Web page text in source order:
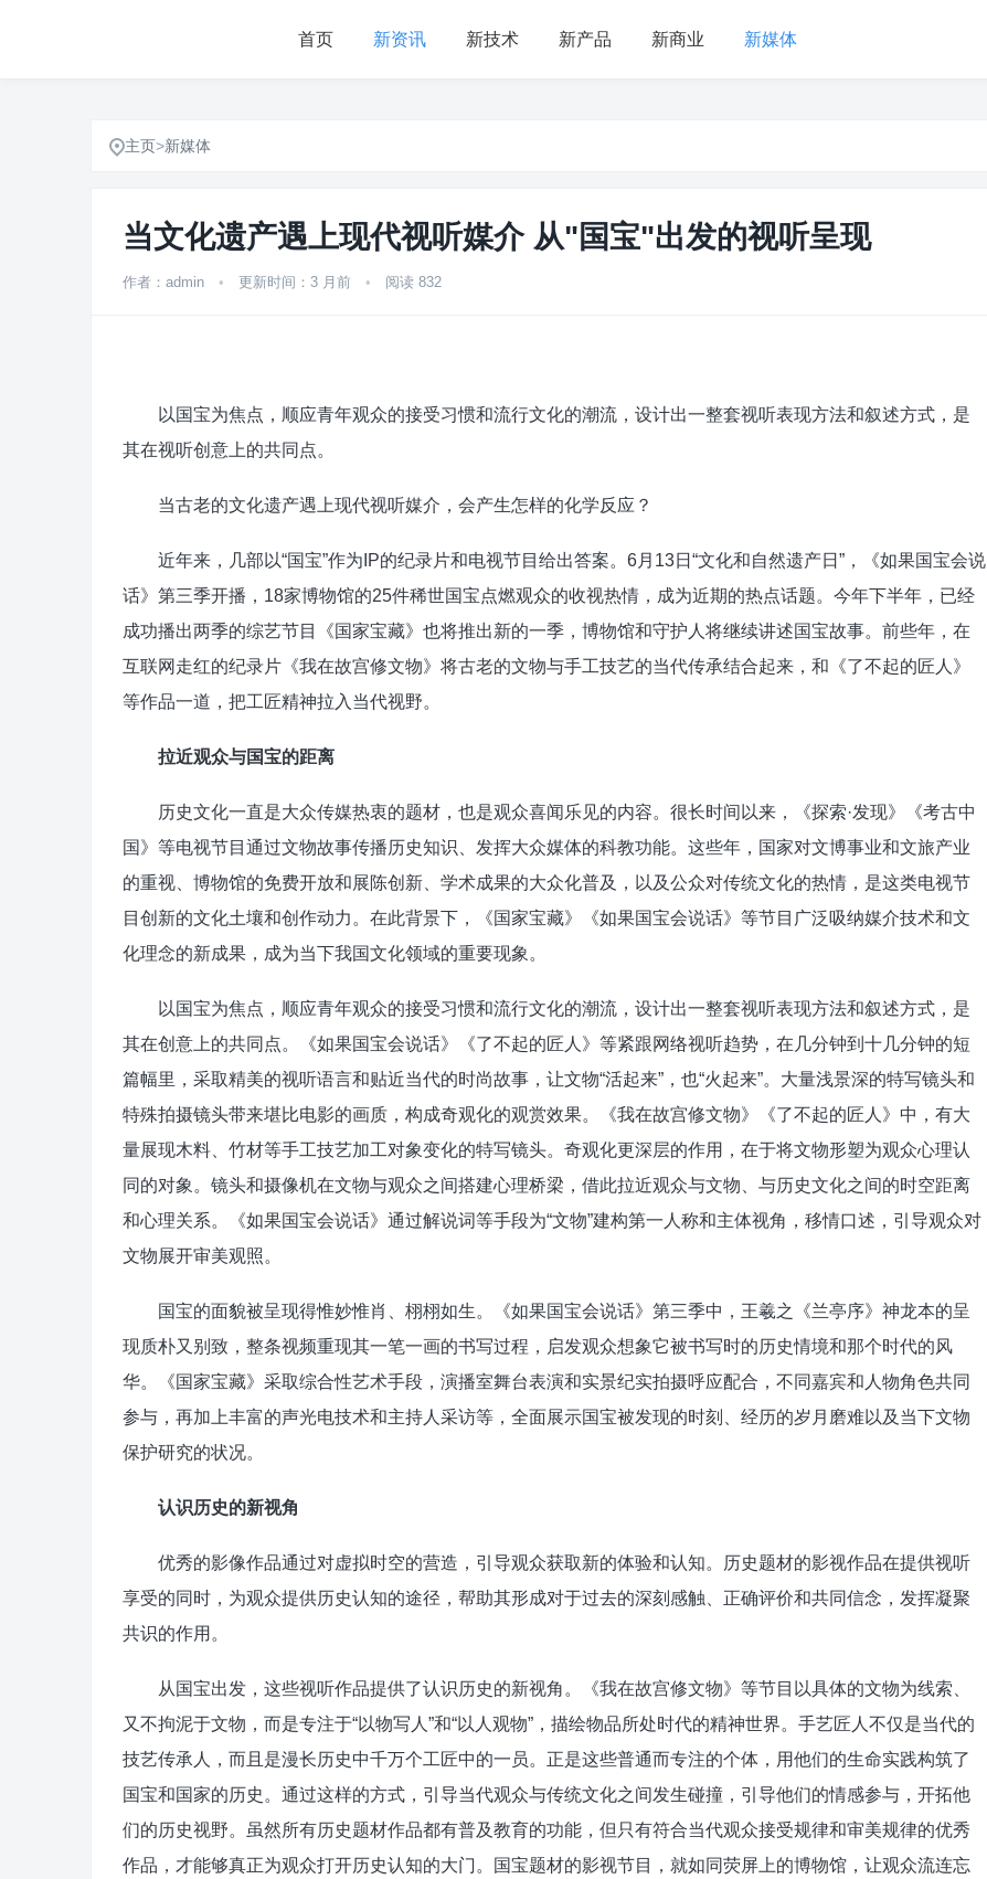
首页 新资讯 新技术 新产品 新商业 新媒体
主页>新媒体
当文化遗产遇上现代视听媒介 从"国宝"出发的视听呈现
作者：admin • 更新时间：3 月前 • 阅读 832
以国宝为焦点，顺应青年观众的接受习惯和流行文化的潮流，设计出一整套视听表现方法和叙述方式，是
其在视听创意上的共同点。
当古老的文化遗产遇上现代视听媒介，会产生怎样的化学反应？
近年来，几部以“国宝”作为IP的纪录片和电视节目给出答案。6月13日“文化和自然遗产日”，《如果国宝会说
话》第三季开播，18家博物馆的25件稀世国宝点燃观众的收视热情，成为近期的热点话题。今年下半年，已经
成功播出两季的综艺节目《国家宝藏》也将推出新的一季，博物馆和守护人将继续讲述国宝故事。前些年，在
互联网走红的纪录片《我在故宫修文物》将古老的文物与手工技艺的当代传承结合起来，和《了不起的匠人》
等作品一道，把工匠精神拉入当代视野。
拉近观众与国宝的距离
历史文化一直是大众传媒热衷的题材，也是观众喜闻乐见的内容。很长时间以来，《探索·发现》《考古中
国》等电视节目通过文物故事传播历史知识、发挥大众媒体的科教功能。这些年，国家对文博事业和文旅产业
的重视、博物馆的免费开放和展陈创新、学术成果的大众化普及，以及公众对传统文化的热情，是这类电视节
目创新的文化土壤和创作动力。在此背景下，《国家宝藏》《如果国宝会说话》等节目广泛吸纳媒介技术和文
化理念的新成果，成为当下我国文化领域的重要现象。
以国宝为焦点，顺应青年观众的接受习惯和流行文化的潮流，设计出一整套视听表现方法和叙述方式，是
其在创意上的共同点。《如果国宝会说话》《了不起的匠人》等紧跟网络视听趋势，在几分钟到十几分钟的短
篇幅里，采取精美的视听语言和贴近当代的时尚故事，让文物“活起来”，也“火起来”。大量浅景深的特写镜头和
特殊拍摄镜头带来堪比电影的画质，构成奇观化的观赏效果。《我在故宫修文物》《了不起的匠人》中，有大
量展现木料、竹材等手工技艺加工对象变化的特写镜头。奇观化更深层的作用，在于将文物形塑为观众心理认
同的对象。镜头和摄像机在文物与观众之间搭建心理桥梁，借此拉近观众与文物、与历史文化之间的时空距离
和心理关系。《如果国宝会说话》通过解说词等手段为“文物”建构第一人称和主体视角，移情口述，引导观众对
文物展开审美观照。
国宝的面貌被呈现得惟妙惟肖、栩栩如生。《如果国宝会说话》第三季中，王羲之《兰亭序》神龙本的呈
现质朴又别致，整条视频重现其一笔一画的书写过程，启发观众想象它被书写时的历史情境和那个时代的风
华。《国家宝藏》采取综合性艺术手段，演播室舞台表演和实景纪实拍摄呼应配合，不同嘉宾和人物角色共同
参与，再加上丰富的声光电技术和主持人采访等，全面展示国宝被发现的时刻、经历的岁月磨难以及当下文物
保护研究的状况。
认识历史的新视角
优秀的影像作品通过对虚拟时空的营造，引导观众获取新的体验和认知。历史题材的影视作品在提供视听
享受的同时，为观众提供历史认知的途径，帮助其形成对于过去的深刻感触、正确评价和共同信念，发挥凝聚
共识的作用。
从国宝出发，这些视听作品提供了认识历史的新视角。《我在故宫修文物》等节目以具体的文物为线索、
又不拘泥于文物，而是专注于“以物写人”和“以人观物”，描绘物品所处时代的精神世界。手艺匠人不仅是当代的
技艺传承人，而且是漫长历史中千万个工匠中的一员。正是这些普通而专注的个体，用他们的生命实践构筑了
国宝和国家的历史。通过这样的方式，引导当代观众与传统文化之间发生碰撞，引导他们的情感参与，开拓他
们的历史视野。虽然所有历史题材作品都有普及教育的功能，但只有符合当代观众接受规律和审美规律的优秀
作品，才能够真正为观众打开历史认知的大门。国宝题材的影视节目，就如同荧屏上的博物馆，让观众流连忘